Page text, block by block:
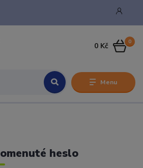
Menu
0
0 Kč
heslo